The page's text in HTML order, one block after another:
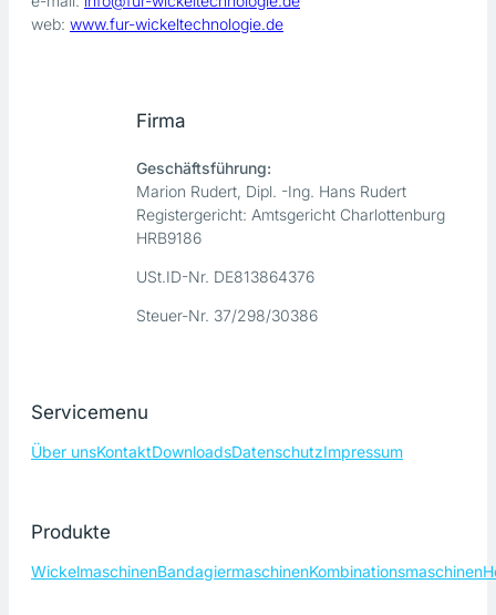
web: www.fur-wickeltechnologie.de
Firma
Geschäftsführung:
Marion Rudert, Dipl. -Ing. Hans Rudert
Registergericht: Amtsgericht Charlottenburg
HRB9186
USt.ID-Nr. DE813864376
Steuer-Nr. 37/298/30386
Servicemenu
Über unsKontaktDownloadsDatenschutzImpressum
Produkte
WickelmaschinenBandagiermaschinenKombinationsmaschinen